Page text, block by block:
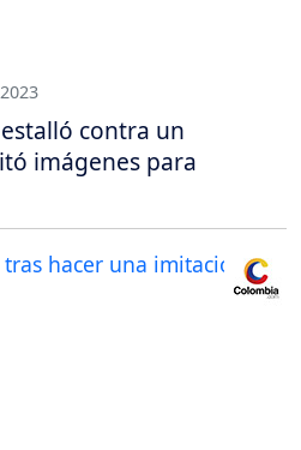
contra un
imágenes para